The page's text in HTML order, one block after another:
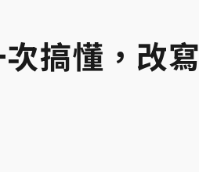
搞懂，改寫